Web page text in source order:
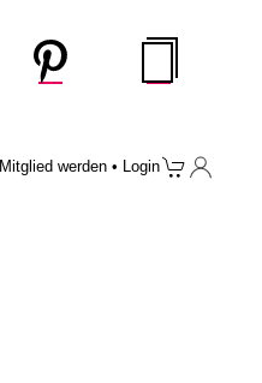
Mitglied werden • Login